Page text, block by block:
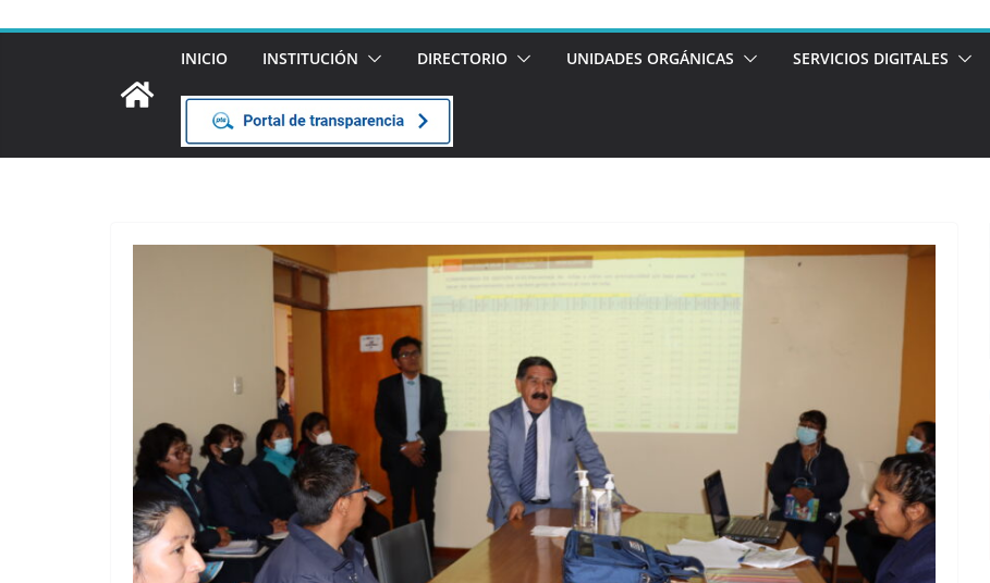
INICIO INSTITUCIÓN DIRECTORIO UNIDADES ORGÁNICAS SERVICIOS DIGITALES